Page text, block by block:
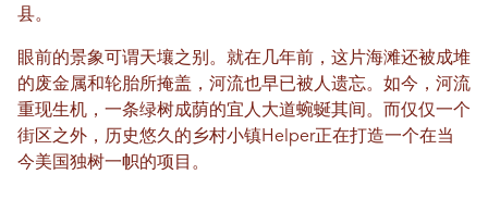
县。
眼前的景象可谓天壤之别。就在几年前，这片海滩还被成堆
的废金属和轮胎所掩盖，河流也早已被人遗忘。如今，河流
重现生机，一条绿树成荫的宜人大道蜿蜒其间。而仅仅一个
街区之外，历史悠久的乡村小镇Helper正在打造一个在当
今美国独树一帜的项目。